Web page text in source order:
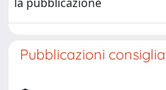
Pubblicazioni